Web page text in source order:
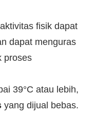
fisik dapat
dapat menguras
proses
39°C atau lebih,
yang dijual bebas.